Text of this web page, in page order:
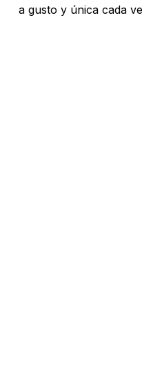
a gusto y única cada